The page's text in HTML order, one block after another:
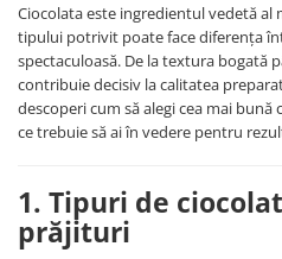
Ciocolata este ingredientul vedetă al
tipului potrivit poate face diferența
spectaculoasă. De la textura bogată
contribuie decisiv la calitatea
descoperi cum să alegi cea mai
ce trebuie să ai în vedere pentru
1. Tipuri de
prăjituri